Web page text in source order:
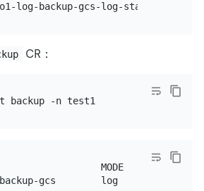
CR：
kubectl get backup -n test1
MODE   STATUS